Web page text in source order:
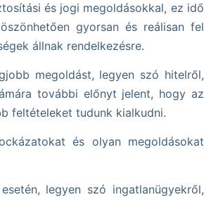
és jogi megoldásokkal, ez idő
gyorsan és reálisan fel
állnak rendelkezésre.
megoldást, legyen szó hitelről,
további előnyt jelent, hogy az
feltételeket tudunk kialkudni.
és olyan megoldásokat
legyen szó ingatlanügyekről,